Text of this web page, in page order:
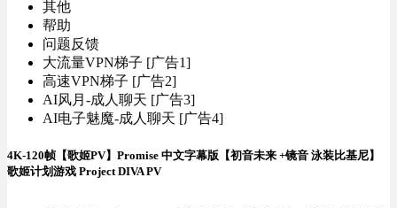
其他
帮助
问题反馈
大流量VPN梯子 [广告1]
高速VPN梯子 [广告2]
AI风月-成人聊天 [广告3]
AI电子魅魔-成人聊天 [广告4]
4K-120帧【歌姬PV】Promise 中文字幕版【初音未来 +镜音 泳装比基尼】
歌姬计划游戏 Project DIVA PV